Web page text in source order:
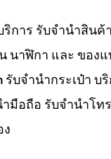
ริการ รับจำนำสิน
นาฬิกา และ ของ
บจำนำกระเป๋า บ
มือถือ รับจำนำโท